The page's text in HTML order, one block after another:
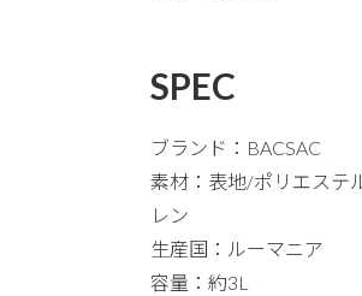
SPEC
ブランド：BACSAC
素材：表地/ポリエステ
レン
生産国：ルーマニア
容量：約3L